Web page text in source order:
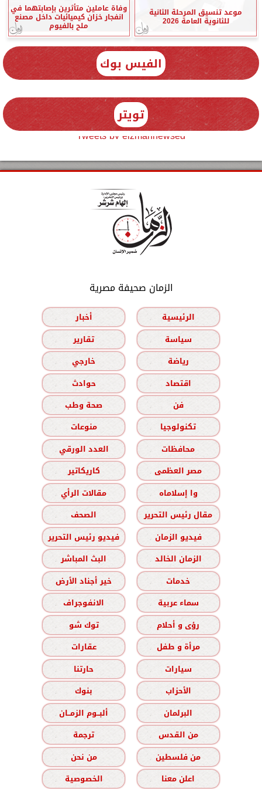
موعد تنسيق المرحلة الثانية
للثانوية العامة 2026
وفاة عاملين متأثرين بإصابتهما في
انفجار خزان كيميائيات داخل مصنع
ملح بالفيوم
الفيس بوك
تويتر
Tweets by elzmannewseg
الزمان صحيفة مصرية
الرئيسية
أخبار
سياسة
تقارير
رياضة
خارجي
اقتصاد
حوادث
فن
صحة وطب
تكنولوجيا
منوعات
محافظات
العدد الورقي
مصر العظمى
كاريكاتير
وا إسلاماه
مقالات الرأي
مقال رئيس التحرير
الصحف
فيديو الزمان
فيديو رئيس التحرير
الزمان الخالد
البث المباشر
خدمات
خير أجناد الأرض
سماء عربية
الانفوجراف
رؤى و أحلام
توك شو
مرأة و طفل
عقارات
سيارات
حارتنا
الأحزاب
بنوك
البرلمان
ألبــوم الزمــان
من القدس
ترجمة
من فلسطين
من نحن
اعلن معنا
الخصوصية